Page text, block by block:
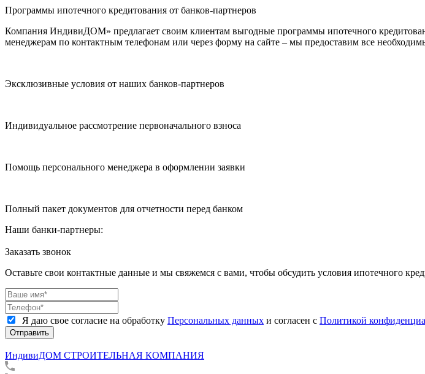
Программы ипотечного кредитования от банков-партнеров
Компания ИндивиДОМ» предлагает своим клиентам выгодные программы ипотечного
менеджерам по контактным телефонам или через форму на сайте – мы предоставим все
Эксклюзивные условия от наших банков-партнеров
Индивидуальное рассмотрение первоначального взноса
Помощь персонального менеджера в оформлении заявки
Полный пакет документов для отчетности перед банком
Наши банки-партнеры:
Заказать звонок
Оставьте свои контактные данные и мы свяжемся с вами, чтобы обсудить условия ипотечного
Я даю свое согласие на обработку Персональных данных и согласен с Политикой
Отправить
ИндивиДОМ СТРОИТЕЛЬНАЯ КОМПАНИЯ